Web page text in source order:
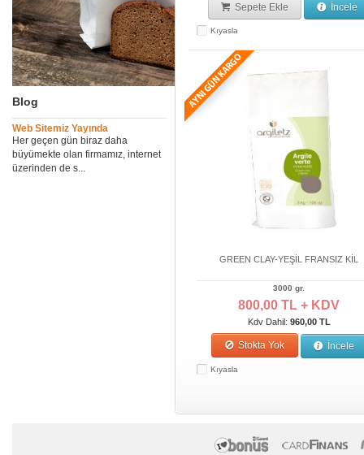
Blog
Web Sitemiz Yayında
Her geçen gün biraz daha
büyümekte olan firmamız, internet
üzerinden de s...
Sepete Ekle İncele
Kıyasla
GREEN CLAY-YEŞİL FRANSIZ KİL
3000 gr.
800,00 TL + KDV
Kdv Dahil: 960,00 TL
Stokta Yok İncele
Kıyasla